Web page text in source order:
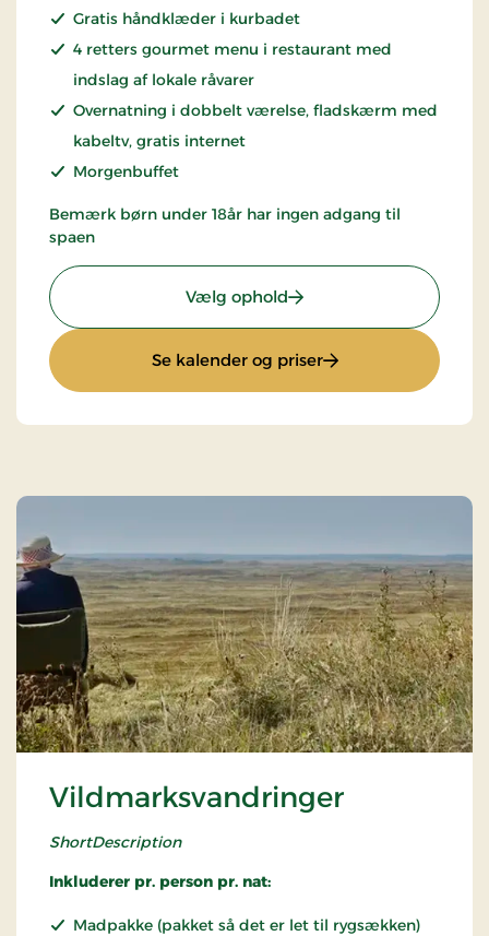
Gratis håndklæder i kurbadet
4 retters gourmet menu i restaurant med
indslag af lokale råvarer
Overnatning i dobbelt værelse, fladskærm med
kabeltv, gratis internet
Morgenbuffet
Bemærk børn under 18år har ingen adgang til
spaen
Vælg ophold: Spa & Gourmet i Thy
Se kalender og priser: Spa & Gourmet i
Vildmarksvandringer
ShortDescription
Inkluderer pr. person pr. nat:
Madpakke (pakket så det er let til rygsækken)